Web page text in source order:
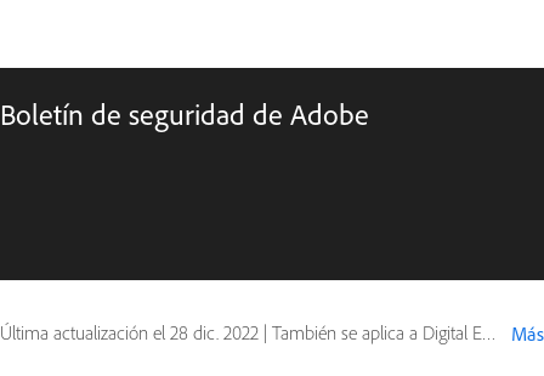
Boletín de seguridad de Adobe
Última actualización el 28 dic. 2022 | También se aplica a Digital Editions Más